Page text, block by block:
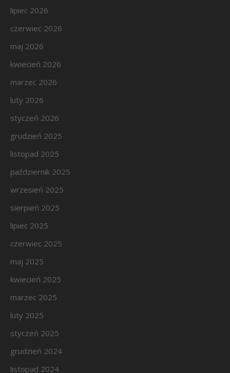
lipiec 2026
czerwiec 2026
maj 2026
kwiecień 2026
marzec 2026
luty 2026
styczeń 2026
grudzień 2025
listopad 2025
październik 2025
wrzesień 2025
sierpień 2025
lipiec 2025
czerwiec 2025
maj 2025
kwiecień 2025
marzec 2025
luty 2025
styczeń 2025
grudzień 2024
listopad 2024